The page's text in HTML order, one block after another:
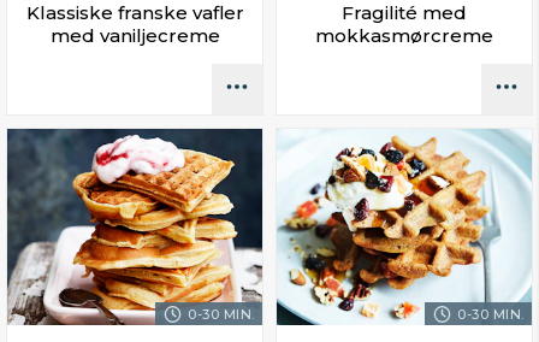
Klassiske franske vafler
med vaniljecreme
Fragilité med
mokkasmørcreme
0-30 MIN. 0-30 MIN.